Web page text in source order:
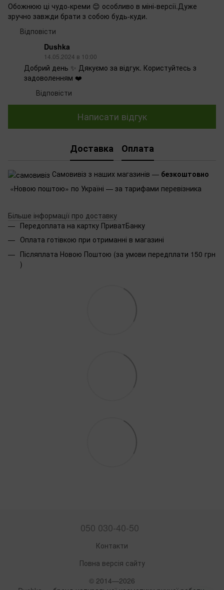
Обожнюю ці чудо-креми 😊 особливо в міні-версії.Дуже
зручно завжди брати з собою будь-куди.
Відповісти
Dushka
14.05.2024 в 10:00
Добрий день ✨ Дякуємо за відгук. Користуйтесь з
задоволенням ❤️
Відповісти
Написати відгук
Доставка Оплата
Самовивіз з наших магазинів — безкоштовно
«Новою поштою» по Україні — за тарифами перевізника
Більше інформації про доставку
Передоплата на картку ПриватБанку
Оплата готівкою при отриманні в магазині
Післяплата Новою Поштою (за умови передплати 150 грн
)
050 030-40-50
Контакти
Повна версія сайту
© 2014—2026